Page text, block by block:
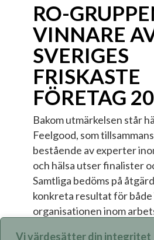
Vi värdesätter din integritet
RO-
VINNARE
SVERIGES
FRISKASTE
FÖRETAG
Bakom utmärkelsen står
Feelgood, som
bestående av experter
och hälsa utser finalister
Samtliga bedöms på
konkreta resultat för
organisationen inom